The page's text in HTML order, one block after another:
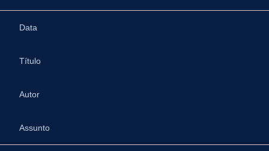
Data
Título
Autor
Assunto